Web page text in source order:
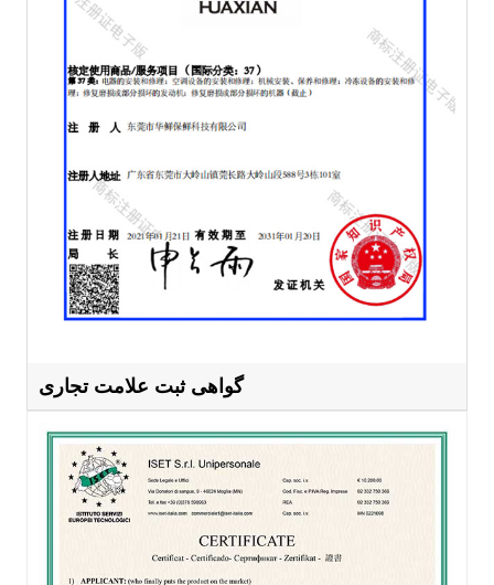
گواهی ثبت علامت تجاری